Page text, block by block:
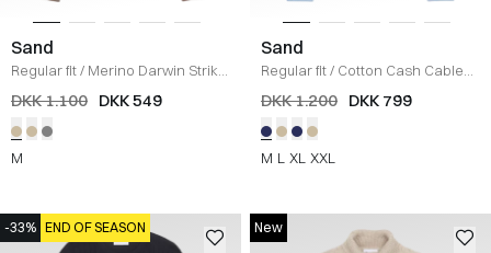
Sand
Regular fit/ Merino Darwin Strik
KHAKI
DKK 1.100 DKK 549
M
Sand
Regular fit/ Cotton Cash Cable
Strik
BLÅ
DKK 1.200 DKK 799
M L XL XXL
-33% END OF SEASON New